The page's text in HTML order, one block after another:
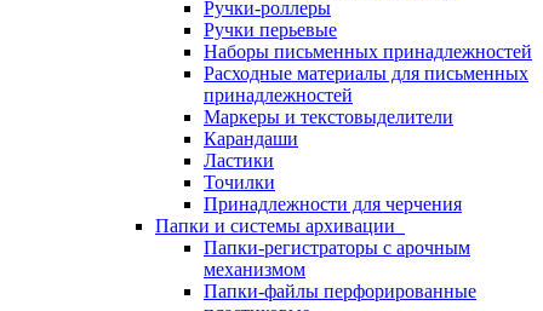
Ручки-роллеры
Ручки перьевые
Наборы письменных принадлежностей
Расходные материалы для письменных
принадлежностей
Маркеры и текстовыделители
Карандаши
Ластики
Точилки
Принадлежности для черчения
Папки и системы архивации
Папки-регистраторы с арочным
механизмом
Папки-файлы перфорированные